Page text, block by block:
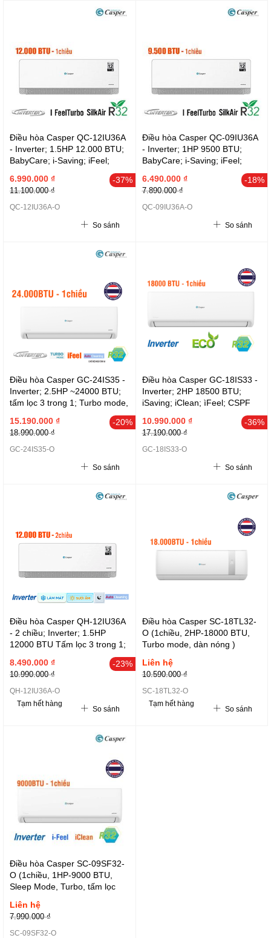
hướng
Điều hòa Casper QC-12IU36A
- Inverter; 1.5HP 12.000 BTU;
BabyCare; i-Saving; iFeel;
iClean; CSPF 4.27; 52 dB(A)
(dàn nóng 16KG), model 2025
-37%
6.990.000 ₫
11.100.000 ₫
QC-12IU36A-O
So sánh
Điều hòa Casper QC-09IU36A
- Inverter; 1HP 9500 BTU;
BabyCare; i-Saving; iFeel;
iClean; CSPF 4.27; 52 dB(A)
(dàn nóng 16KG), model 2025
-18%
6.490.000 ₫
7.890.000 ₫
QC-09IU36A-O
So sánh
Điều hòa Casper GC-24IS35 -
Inverter; 2.5HP ~24000 BTU;
tấm lọc 3 trong 1; Turbo mode,
-20%
15.190.000 ₫
18.990.000 ₫
GC-24IS35-O
So sánh
Điều hòa Casper GC-18IS33 -
Inverter; 2HP 18500 BTU;
iSaving; iClean; ìFeel; CSPF
-36%
10.990.000 ₫
17.190.000 ₫
GC-18IS33-O
So sánh
Điều hòa Casper QH-12IU36A
- 2 chiều; Inverter; 1.5HP
12000 BTU Tấm lọc 3 trong 1;
1130W , CSPF: 4.42W/W ((dàn
nóng 25 kg)
-23%
8.490.000 ₫
10.990.000 ₫
QH-12IU36A-O
Tạm hết hàng
So sánh
Điều hòa Casper SC-18TL32-
O (1chiều, 2HP-18000 BTU,
Turbo mode, dàn nóng )
Liên hệ
10.590.000 ₫
SC-18TL32-O
Tạm hết hàng
So sánh
Điều hòa Casper SC-09SF32-
O (1chiều, 1HP-9000 BTU,
Sleep Mode, Turbo, tấm lọc
nóng )
Liên hệ
7.990.000 ₫
SC-09SF32-O